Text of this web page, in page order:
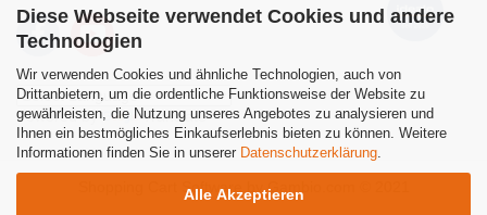
Diese Webseite verwendet Cookies und andere
Technologien
Wir verwenden Cookies und ähnliche Technologien, auch von
Drittanbietern, um die ordentliche Funktionsweise der Website zu
gewährleisten, die Nutzung unseres Angebotes zu analysieren und
Ihnen ein bestmögliches Einkaufserlebnis bieten zu können. Weitere
Informationen finden Sie in unserer Datenschutzerklärung
Alle Akzeptieren
Powered by Translate
Shopping Cart Software by Gambio.com © 2021